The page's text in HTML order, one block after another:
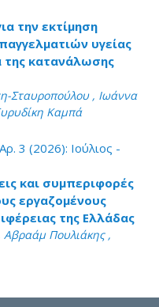
την εκτίμηση
υγείας
της κατανάλωσης
Σταυροπούλου , Ιωάννα
Καμπά
3 (2026): Ιούλιος -
και συμπεριφορές
εργαζομένους
της Ελλάδας
Αβραάμ Πουλιάκης ,